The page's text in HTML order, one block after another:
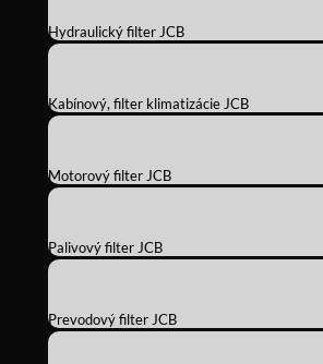
Hydraulický filter JCB
Kabínový, filter klimatizácie JCB
Motorový filter JCB
Palivový filter JCB
Prevodový filter JCB